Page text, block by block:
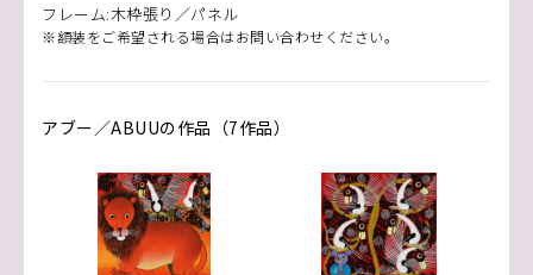
フレーム:木枠張り／パネル
※額装をご希望される場合はお問い合わせください。
アブー／ABUUの作品（7作品）